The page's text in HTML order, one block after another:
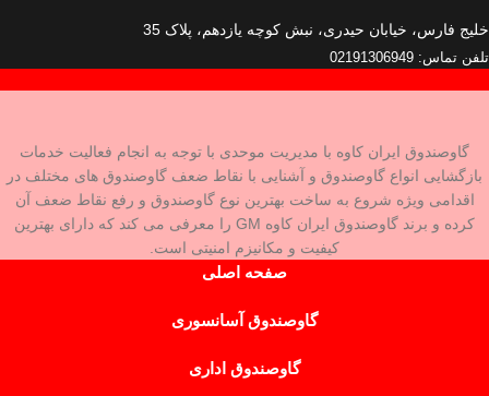
خلیج فارس، خیابان حیدری، نبش کوچه یازدهم، پلاک 35
تلفن تماس: 02191306949
گاوصندوق ایران کاوه با مدیریت موحدی با توجه به انجام فعالیت خدمات
بازگشایی انواع گاوصندوق و آشنایی با نقاط ضعف گاوصندوق های مختلف در
اقدامی ویژه شروع به ساخت بهترین نوع گاوصندوق و رفع نقاط ضعف آن
کرده و برند گاوصندوق ایران کاوه GM را معرفی می کند که دارای بهترین
کیفیت و مکانیزم امنیتی است.
صفحه اصلی
گاوصندوق آسانسوری
گاوصندوق اداری